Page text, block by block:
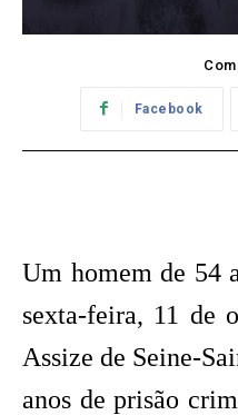
Facebook
Um homem de 54
sexta-feira, 11 de
Assize de Seine-
anos de prisão